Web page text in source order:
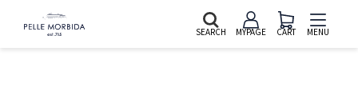
SEARCH MYPAGE CART MENU